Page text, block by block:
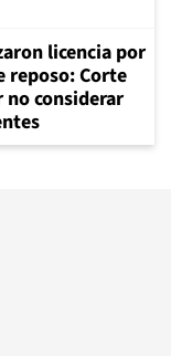
licencia por
reposo: Corte
considerar